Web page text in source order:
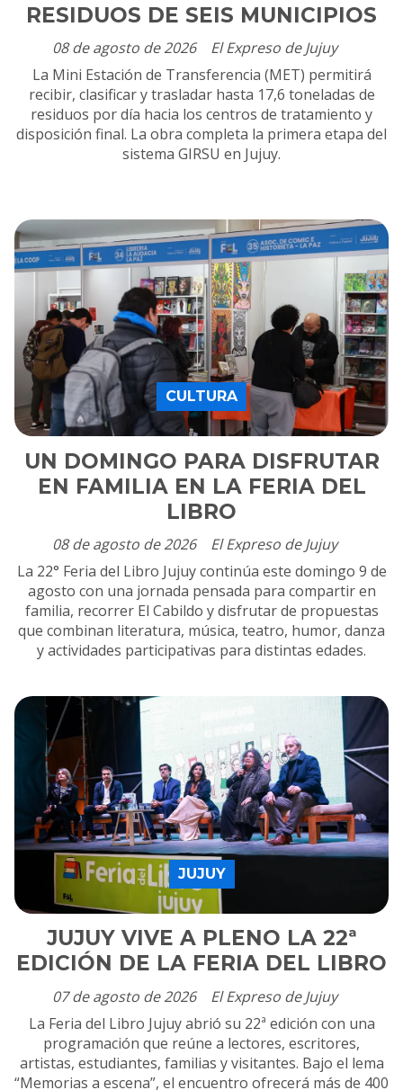
RESIDUOS DE SEIS MUNICIPIOS
El Expreso de Jujuy
08 de agosto de 2026
La Mini Estación de Transferencia (MET) permitirá
recibir, clasificar y trasladar hasta 17,6 toneladas de
residuos por día hacia los centros de tratamiento y
disposición final. La obra completa la primera etapa del
sistema GIRSU en Jujuy.
UN DOMINGO PARA DISFRUTAR
EN FAMILIA EN LA FERIA DEL
LIBRO
El Expreso de Jujuy
CULTURA
08 de agosto de 2026
La 22° Feria del Libro Jujuy continúa este domingo 9 de
agosto con una jornada pensada para compartir en
familia, recorrer El Cabildo y disfrutar de propuestas
que combinan literatura, música, teatro, humor, danza
y actividades participativas para distintas edades.
JUJUY VIVE A PLENO LA 22ª
EDICIÓN DE LA FERIA DEL LIBRO
El Expreso de Jujuy
JUJUY
07 de agosto de 2026
La Feria del Libro Jujuy abrió su 22ª edición con una
programación que reúne a lectores, escritores,
artistas, estudiantes, familias y visitantes. Bajo el lema
“Memorias a escena”, el encuentro ofrecerá más de 400